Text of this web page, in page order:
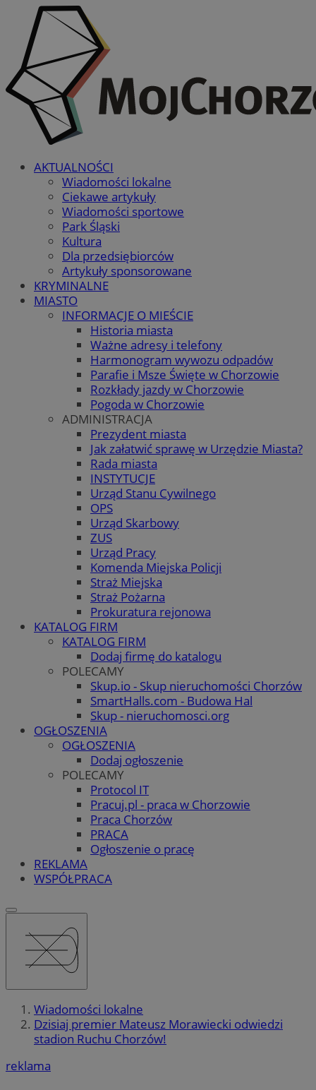
AKTUALNOŚCI
Wiadomości lokalne
Ciekawe artykuły
Wiadomości sportowe
Park Śląski
Kultura
Dla przedsiębiorców
Artykuły sponsorowane
KRYMINALNE
MIASTO
INFORMACJE O MIEŚCIE
Historia miasta
Ważne adresy i telefony
Harmonogram wywozu odpadów
Parafie i Msze Święte w Chorzowie
Rozkłady jazdy w Chorzowie
Pogoda w Chorzowie
ADMINISTRACJA
Prezydent miasta
Jak załatwić sprawę w Urzędzie Miasta?
Rada miasta
INSTYTUCJE
Urząd Stanu Cywilnego
OPS
Urząd Skarbowy
ZUS
Urząd Pracy
Komenda Miejska Policji
Straż Miejska
Straż Pożarna
Prokuratura rejonowa
KATALOG FIRM
KATALOG FIRM
Dodaj firmę do katalogu
POLECAMY
Skup.io - Skup nieruchomości Chorzów
SmartHalls.com - Budowa Hal
Skup - nieruchomosci.org
OGŁOSZENIA
OGŁOSZENIA
Dodaj ogłoszenie
POLECAMY
Protocol IT
Pracuj.pl - praca w Chorzowie
Praca Chorzów
PRACA
Ogłoszenie o pracę
REKLAMA
WSPÓŁPRACA
Wiadomości lokalne
Dzisiaj premier Mateusz Morawiecki odwiedzi
stadion Ruchu Chorzów!
reklama